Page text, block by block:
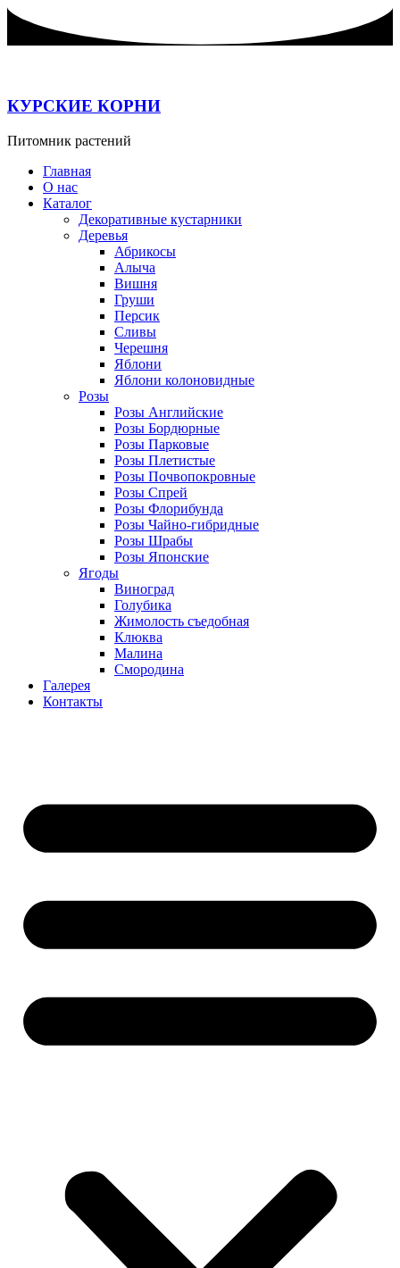
Перейти
содержимому
КУРСКИЕ КОРНИ
Питомник растений
Главная
О нас
Каталог
Декоративные кустарники
Деревья
Абрикосы
Алыча
Вишня
Груши
Персик
Сливы
Черешня
Яблони
Яблони колоновидные
Розы
Розы Английские
Розы Бордюрные
Розы Парковые
Розы Плетистые
Розы Почвопокровные
Розы Спрей
Розы Флорибунда
Розы Чайно-гибридные
Розы Шрабы
Розы Японские
Ягоды
Виноград
Голубика
Жимолость съедобная
Клюква
Малина
Смородина
Галерея
Контакты